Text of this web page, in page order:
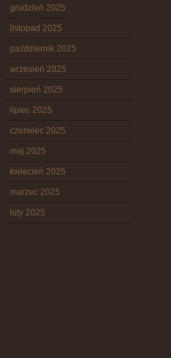
grudzień 2025
listopad 2025
październik 2025
wrzesień 2025
sierpień 2025
lipiec 2025
czerwiec 2025
maj 2025
kwiecień 2025
marzec 2025
luty 2025